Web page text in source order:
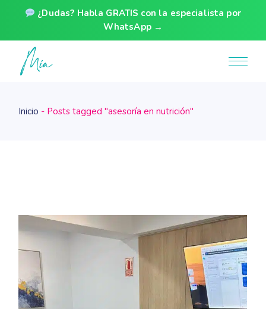
¿Dudas? Habla GRATIS con la especialista por
WhatsApp →
Skip
content
Inicio Posts tagged "asesoría en nutrición"